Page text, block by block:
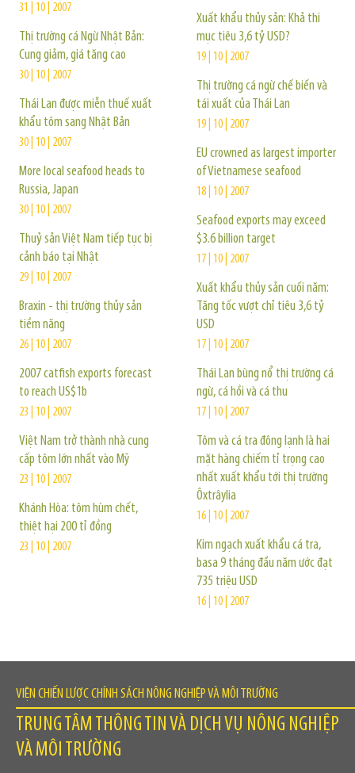
31 | 10 | 2007
Thị trường cá Ngừ Nhật Bản:
Cung giảm, giá tăng cao
30 | 10 | 2007
Thái Lan được miễn thuế xuất
khẩu tôm sang Nhật Bản
30 | 10 | 2007
More local seafood heads to
Russia, Japan
30 | 10 | 2007
Thuỷ sản Việt Nam tiếp tục bị
cảnh báo tại Nhật
29 | 10 | 2007
Braxin - thị trường thủy sản
tiềm năng
26 | 10 | 2007
2007 catfish exports forecast
to reach US$1b
23 | 10 | 2007
Việt Nam trở thành nhà cung
cấp tôm lớn nhất vào Mỹ
23 | 10 | 2007
Khánh Hòa: tôm hùm chết,
thiệt hại 200 tỉ đồng
23 | 10 | 2007
Xuất khẩu thủy sản: Khả thi
mục tiêu 3,6 tỷ USD?
19 | 10 | 2007
Thị trường cá ngừ chế biến và
tái xuất của Thái Lan
19 | 10 | 2007
EU crowned as largest importer
of Vietnamese seafood
18 | 10 | 2007
Seafood exports may exceed
$3.6 billion target
17 | 10 | 2007
Xuất khẩu thủy sản cuối năm:
Tăng tốc vượt chỉ tiêu 3,6 tỷ
USD
17 | 10 | 2007
Thái Lan bùng nổ thị trường cá
ngừ, cá hồi và cá thu
17 | 10 | 2007
Tôm và cá tra đông lạnh là hai
mặt hàng chiếm tỉ trọng cao
nhất xuất khẩu tới thị trường
Ôxtrâylia
16 | 10 | 2007
Kim ngạch xuất khẩu cá tra,
basa 9 tháng đầu năm ước đạt
735 triệu USD
16 | 10 | 2007
VIỆN CHIẾN LƯỢC CHÍNH SÁCH NÔNG NGHIỆP VÀ MÔI TRƯỜNG
TRUNG TÂM THÔNG TIN VÀ DỊCH VỤ NÔNG NGHIỆP
VÀ MÔI TRƯỜNG